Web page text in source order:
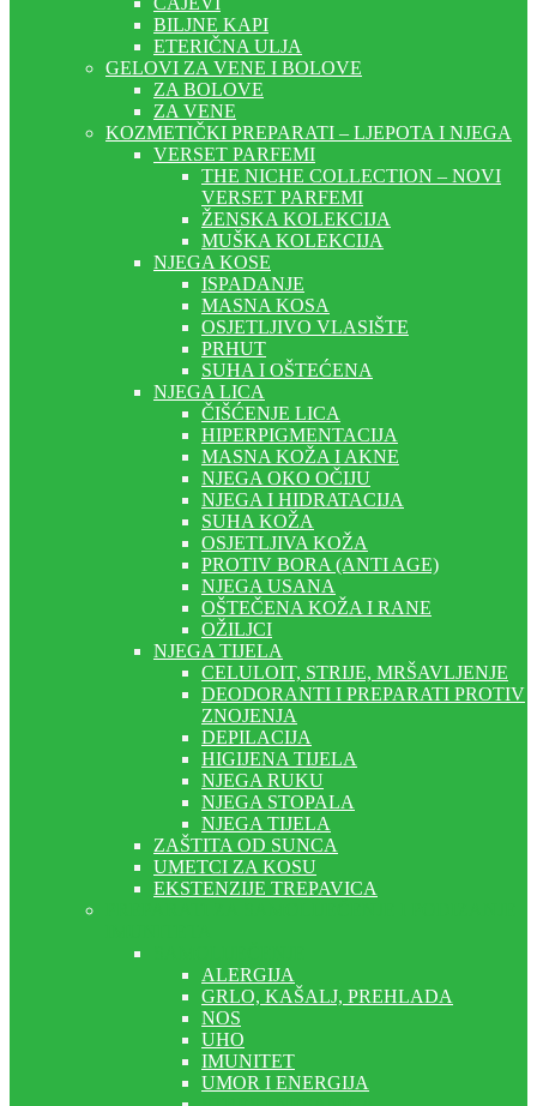
BILJNE KAPI
ETERIČNA ULJA
GELOVI ZA VENE I BOLOVE
ZA BOLOVE
ZA VENE
KOZMETIČKI PREPARATI – LJEPOTA I NJEGA
VERSET PARFEMI
THE NICHE COLLECTION – NOVI
VERSET PARFEMI
ŽENSKA KOLEKCIJA
MUŠKA KOLEKCIJA
NJEGA KOSE
ISPADANJE
MASNA KOSA
OSJETLJIVO VLASIŠTE
PRHUT
SUHA I OŠTEĆENA
NJEGA LICA
ČIŠĆENJE LICA
HIPERPIGMENTACIJA
MASNA KOŽA I AKNE
NJEGA OKO OČIJU
NJEGA I HIDRATACIJA
SUHA KOŽA
OSJETLJIVA KOŽA
PROTIV BORA (ANTI AGE)
NJEGA USANA
OŠTEČENA KOŽA I RANE
OŽILJCI
NJEGA TIJELA
CELULOIT, STRIJE, MRŠAVLJENJE
DEODORANTI I PREPARATI PROTIV
ZNOJENJA
DEPILACIJA
HIGIJENA TIJELA
NJEGA RUKU
NJEGA STOPALA
NJEGA TIJELA
ZAŠTITA OD SUNCA
UMETCI ZA KOSU
EKSTENZIJE TREPAVICA
ALERGIJA
GRLO, KAŠALJ, PREHLADA
NOS
UHO
IMUNITET
UMOR I ENERGIJA